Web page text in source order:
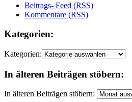
Beitrags- Feed (RSS)
Kommentare (RSS)
Kategorien:
Kategorien:
In älteren Beiträgen stöbern:
In älteren Beiträgen stöbern: